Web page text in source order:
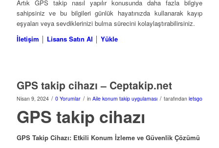
Artık GPS takip nasıl yapılır konusunda daha fazla bilgiye
sahipsiniz ve bu bilgileri günlük hayatınızda kullanarak kayıp
eşyaları veya sevdiklerinizi bulma sürecini kolaylaştırabilirsiniz.
İletişim
Lisans Satın Al Yükle
GPS takip cihazı – Ceptakip.net
Nisan 9, 2024 / 0 Yorumlar / in Aile konum takip uygulaması / tarafından letsgo
GPS takip cihazı
GPS Takip Cihazı: Etkili Konum İzleme ve Güvenlik Çözümü